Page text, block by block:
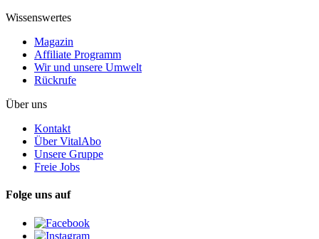
Wissenswertes
Magazin
Affiliate Programm
Wir und unsere Umwelt
Rückrufe
Über uns
Kontakt
Über VitalAbo
Unsere Gruppe
Freie Jobs
Folge uns auf